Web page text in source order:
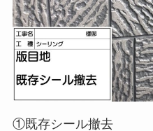
①既存シール撤去